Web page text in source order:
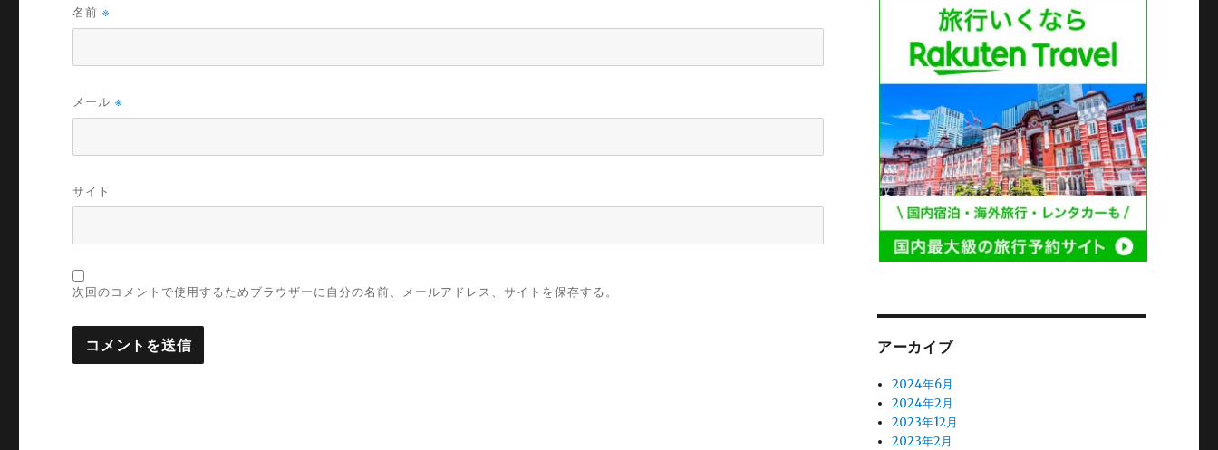
名前※
メール※
サイト
次回のコメントで使用するためブラウザーに自分の名前、メールアドレス、サイトを保存する。
アーカイブ
2024年6月
2024年2月
2023年12月
2023年2月